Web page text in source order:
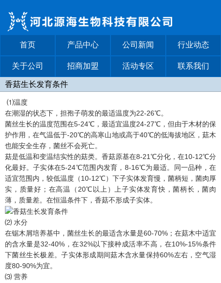
首页 产品中心 公司新闻 行业动态
关于公司 招商加盟 活动专区 联系我们
香菇生长发育条件
⑴温度
在潮湿的状态下，担孢子萌发的最适温度为22-26℃。
菌丝生长的温度范围在5-24℃，最适宜温度24-27℃，但由于木材的保
护作用，在气温低于-20℃的高寒山地或高于40℃的低海拔地区，菇木
也能安全生存，菌丝不会死亡。
菇是低温和变温结实性的菇类。香菇原基在8-21℃分化，在10-12℃分
化最好。子实体在5-24℃范围内发育，8-16℃为最适。同一品种，在
适宜范围内，较低温度（10-12℃）下子实体发育慢，菌柄短，菌肉厚
实，质量好；在高温（20℃以上）上子实体发育快，菌柄长，菌肉
薄，质量差。在恒温条件下，香菇不形成子实体。
⑵ 水分
在锯木屑培养基中，菌丝生长的最适含水量是60-70%；在菇木中适宜
的含水量是32-40%，在32%以下接种成活率不高，在10%-15%条件
下菌丝生长极差。子实体形成期间菇木含水量保持60%左右，空气湿
度80-90%为宜。
⑶ 营养